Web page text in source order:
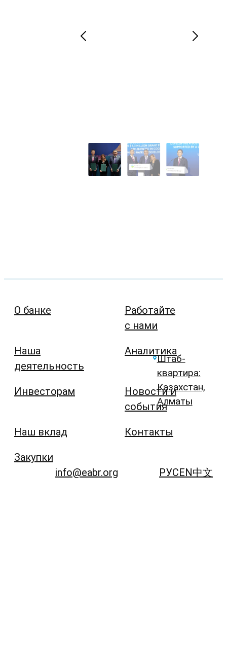
О банке
Наша
деятельность
Инвесторам
Наш вклад
Закупки
Работайте
с нами
Аналитика
Новости и
события
Контакты
Штаб-
квартира:
Казахстан,
Алматы
info@eabr.org РУСEN中文